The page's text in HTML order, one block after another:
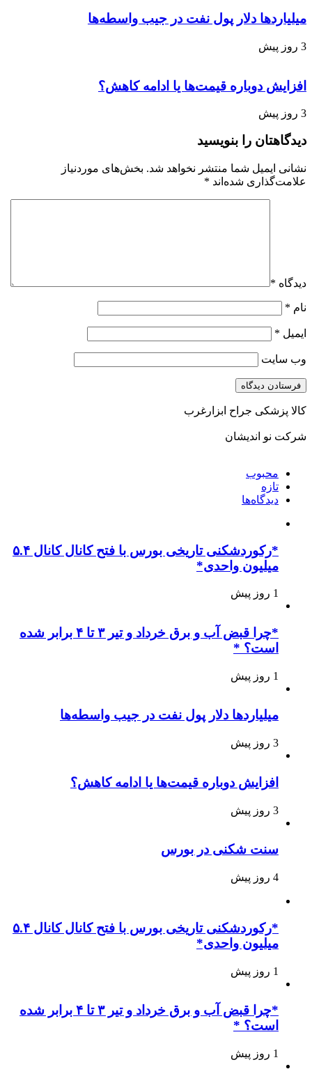
میلیاردها دلار پول نفت در جیب واسطه‌ها
3 روز پیش
افزایش دوباره قیمت‌ها یا ادامه کاهش؟
3 روز پیش
دیدگاهتان را بنویسید
نشانی ایمیل شما منتشر نخواهد شد. بخش‌های موردنیاز
علامت‌گذاری شده‌اند *
دیدگاه *
نام *
ایمیل *
وب‌ سایت
کالا پزشکی جراح ابزارغرب
شرکت نو اندیشان
محبوب
تازه
دیدگاه‌ها
*رکوردشکنی تاریخی بورس با فتح کانال کانال ۵.۴
میلیون واحدی*
1 روز پیش
*چرا قبض آب و برق خرداد و تیر ۳ تا ۴ برابر شده
است؟ *
1 روز پیش
میلیاردها دلار پول نفت در جیب واسطه‌ها
3 روز پیش
افزایش دوباره قیمت‌ها یا ادامه کاهش؟
3 روز پیش
سنت شکنی در بورس
4 روز پیش
*رکوردشکنی تاریخی بورس با فتح کانال کانال ۵.۴
میلیون واحدی*
1 روز پیش
*چرا قبض آب و برق خرداد و تیر ۳ تا ۴ برابر شده
است؟ *
1 روز پیش